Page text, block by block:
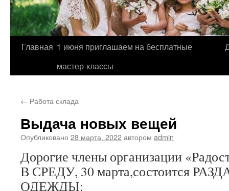
Главная 1 июня приглашаем на бесплатные
мастер-классы
← Работа склада
Выдача новых вещей
Опубликовано 28 марта, 2022автором admin
Дорогие члены организации
В СРЕДУ, 30 марта,состоится
ОДЕЖДЫ: